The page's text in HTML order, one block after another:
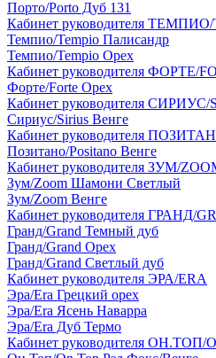
Порто/Porto Дуб 131
Кабинет руководителя ТЕМПИО/
Темпио/Tempio Палисандр
Темпио/Tempio Орех
Кабинет руководителя ФОРТЕ/
Форте/Forte Орех
Кабинет руководителя СИРИУС/
Сириус/Sirius Венге
Кабинет руководителя
Позитано/Positano Венге
Кабинет руководителя ЗУМ/
Зум/Zoom Шамони Светлый
Зум/Zoom Венге
Кабинет руководителя ГРАНД/
Гранд/Grand Темный дуб
Гранд/Grand Орех
Гранд/Grand Светлый дуб
Кабинет руководителя ЭРА/ERA
Эра/Era Грецкий орех
Эра/Era Ясень Наварра
Эра/Era Дуб Термо
Кабинет руководителя ОН.ТОП/